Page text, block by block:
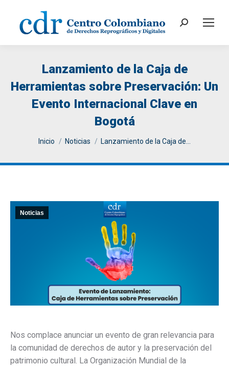
Search:
Lanzamiento de la Caja de
Herramientas sobre Preservación: Un
Evento Internacional Clave en
Bogotá
You are here:
Inicio Noticias Lanzamiento de la Caja de…
Noticias
Nos complace anunciar un evento de gran relevancia para
la comunidad de derechos de autor y la preservación del
patrimonio cultural. La Organización Mundial de la